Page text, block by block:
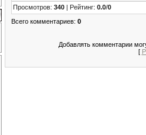
Просмотров: 340 | Рейтинг: 0.0/0
Всего комментариев: 0
Добавлять комментарии
[